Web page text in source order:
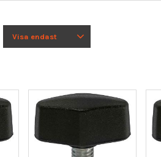
Visa endast